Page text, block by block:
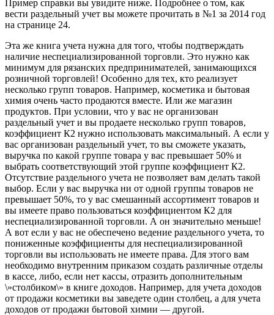
Пример справки вы увидите ниже. Подробнее о том, как
вести раздельный учет вы можете прочитать в №1 за 2014 год
на странице 24.
Эта же книга учета нужна для того, чтобы подтверждать
наличие неспециализированной торговли. Это нужно как
минимум для рязанских предпринимателей, занимающихся
розничной торговлей! Особенно для тех, кто реализует
несколько групп товаров. Например, косметика и бытовая
химия очень часто продаются вместе. Или же магазин
продуктов. При условии, что у вас не организован
раздельный учет и вы продаете несколько групп товаров,
коэффициент К2 нужно использовать максимальный. А если у
вас организован раздельный учет, то вы сможете указать,
выручка по какой группе товара у вас превышает 50% и
выбрать соответствующий этой группе коэффициент К2.
Отсутствие раздельного учета не позволяет вам делать такой
выбор. Если у вас выручка ни от одной группы товаров не
превышает 50%, то у вас смешанный ассортимент товаров и
вы имеете право пользоваться коэффициентом К2 для
неспециализированной торговли. А он значительно меньше!
А вот если у вас не обеспечено ведение раздельного учета, то
пониженные коэффициенты для неспециализированной
торговли вы использовать не имеете права. Для этого вам
необходимо внутренним приказом создать различные отделы
в кассе, либо, если нет кассы, отразить дополнительным
\»столбиком\» в книге доходов. Например, для учета доходов
от продажи косметики вы заведете один столбец, а для учета
доходов от продажи бытовой химии — другой.